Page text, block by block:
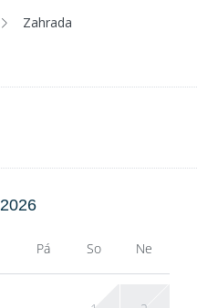
Zahrada
2026
Pá So Ne